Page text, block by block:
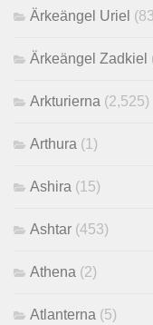
Ärkeängel Uriel
Ärkeängel Zadkiel
Arkturierna (2,525)
Arthura (1)
Ashira (15)
Ashtar (453)
Athena (2)
Atlanterna (5)